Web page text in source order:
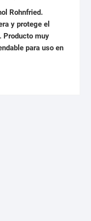
precio
original
era:
29,95 €.
precio
actual
es:
28,95 €.
Rohnfried.
y protege el
Producto muy
para uso en